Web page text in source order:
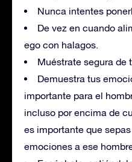
Nunca intentes
De vez en cuando
ego con halagos.
Muéstrate segura de
Demuestra tus
importante para el
incluso por encima de
es importante que
emociones a ese